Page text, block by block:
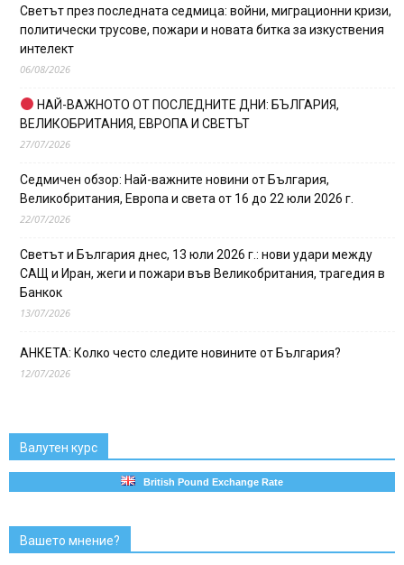
Светът през последната седмица: войни, миграционни кризи,
политически трусове, пожари и новата битка за изкуствения
интелект
06/08/2026
НАЙ-ВАЖНОТО ОТ ПОСЛЕДНИТЕ ДНИ: БЪЛГАРИЯ,
ВЕЛИКОБРИТАНИЯ, ЕВРОПА И СВЕТЪТ
27/07/2026
Седмичен обзор: Най-важните новини от България,
Великобритания, Европа и света от 16 до 22 юли 2026 г.
22/07/2026
Светът и България днес, 13 юли 2026 г.: нови удари между
САЩ и Иран, жеги и пожари във Великобритания, трагедия в
Банкок
13/07/2026
АНКЕТА: Колко често следите новините от България?
12/07/2026
Валутен курс
British Pound Exchange Rate
Вашето мнение?